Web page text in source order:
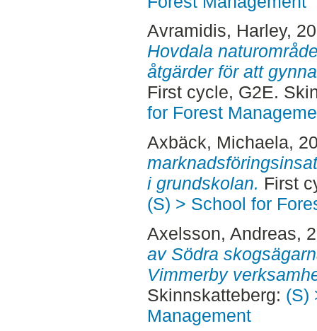
Avramidis, Harley,
Hovdala
åtgärder för att
First cycle, G2E.
for Forest
Axbäck, Michaela,
i grundskolan. First
(S) > School for
Axelsson, Andreas,
av Södra
Vimmerby
Skinnskatteberg: (S)
Management